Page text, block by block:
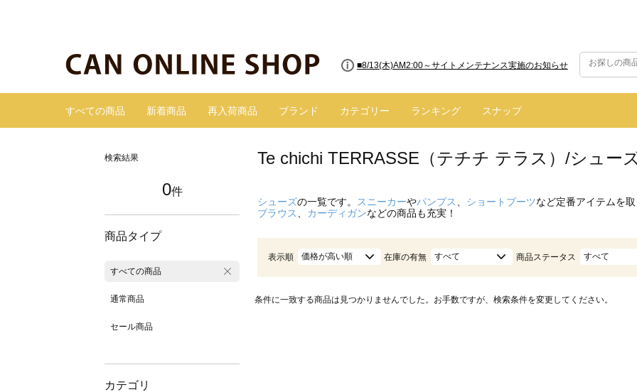
■8/13(木)AM2:00～サイトメンテナンス実施のお知らせ
すべての商品 新着商品 再入荷商品 ブランド カテゴリー ランキング スナップ
検索結果
0件
商品タイプ
すべての商品
通常商品
セール商品
カテゴリ
Te chichi TERRASSE（テチチ テラス）/シュー
シューズの一覧です。 スニーカーやパンプス ショートブーツなど定番アイテムを
ブラウス
カーディガンなどの商品も充実！
表示順 価格が高い順 在庫の有無 すべて 商品ステータス すべて
条件に一致する商品は見つかりませんでした。お手数ですが、検索条件を変更してください。